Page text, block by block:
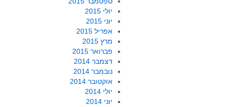
יולי 2015
יוני 2015
אפריל 2015
מרץ 2015
פברואר 2015
דצמבר 2014
נובמבר 2014
אוקטובר 2014
יולי 2014
יוני 2014